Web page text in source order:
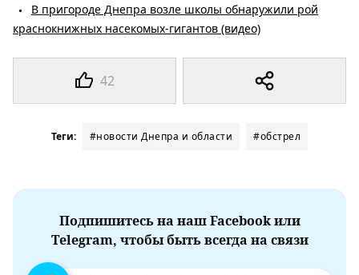
42
В пригороде Днепра возле школы обнаружили рой
краснокнижных насекомых-гигантов (видео)
Теги: #новости Днепра и области #обстрел
Подпишитесь на наш Facebook или
Telegram, чтобы быть всегда на связи